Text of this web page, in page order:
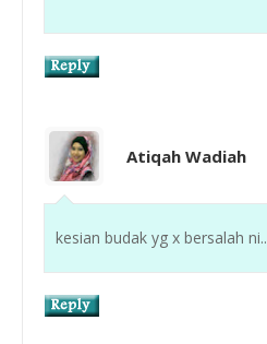
Atiqah Wadiah
kesian budak yg x bersalah ni..